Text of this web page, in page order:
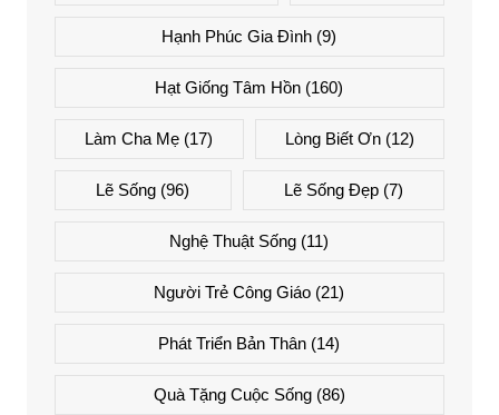
Hạnh Phúc Gia Đình (9)
Hạt Giống Tâm Hồn (160)
Làm Cha Mẹ (17) Lòng Biết Ơn(12)
Lẽ Sống (96) Lẽ Sống Đẹp(7)
Nghệ Thuật Sống (11)
Người Trẻ Công Giáo (21)
Phát Triển Bản Thân (14)
Quà Tặng Cuộc Sống(86)